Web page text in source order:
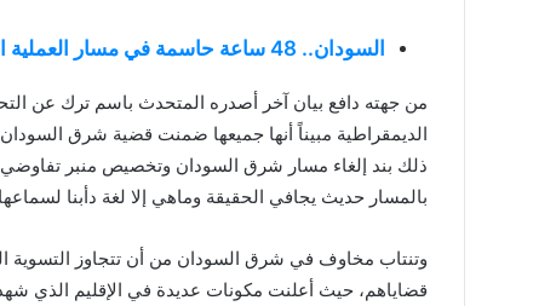
السودان.. 48 ساعة حاسمة في مسار العملية السياسية
من جهته دافع بيان آخر أصدره المتحدث باسم ترك عن
الديمقراطية مبيناً أنها جميعها ضمنت قضية شرق
ذلك بند إلغاء مسار شرق السودان وتخصيص منبر تفاوضي
بالمسار حديث يجافي الحقيقة وماهي إلا لغة دأبنا
وتنتاب مخاوف في شرق السودان من أن تتجاوز التسوية
قضاياهم، حيث أعلنت مكونات عديدة في الإقليم الذي